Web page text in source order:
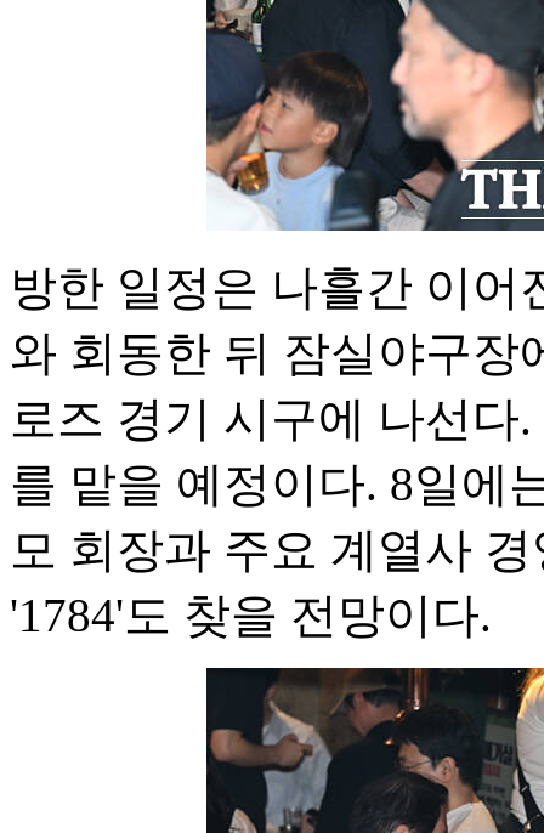
방한 일정은 나흘간 이어
와 회동한 뒤 잠실야구장
로즈 경기 시구에 나선다
를 맡을 예정이다. 8일에
모 회장과 주요 계열사
'1784'도 찾을 전망이다.